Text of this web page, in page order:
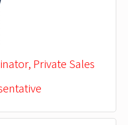
Private Sales